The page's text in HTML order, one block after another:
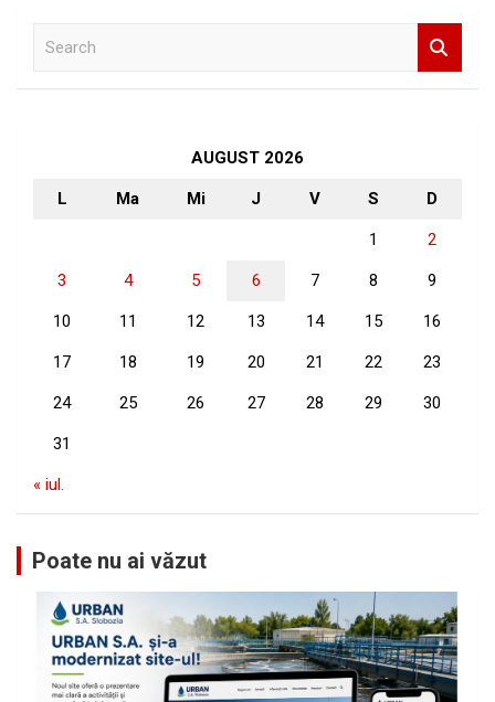
AUGUST 2026
L Ma Mi J V S D
1 2
3 4 5 6 7 8 9
10 11 12 13 14 15 16
17 18 19 20 21 22 23
24 25 26 27 28 29 30
31
« iul.
Poate nu ai văzut